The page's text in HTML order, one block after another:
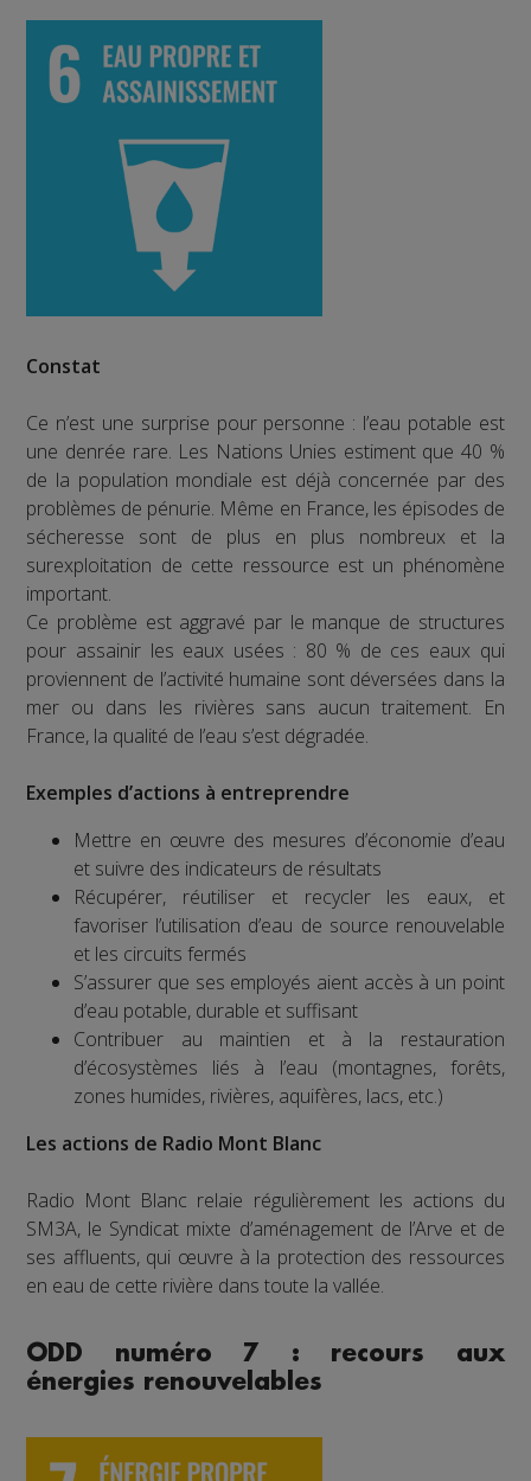
Constat
Ce n’est une surprise pour personne : l’eau potable est
une denrée rare. Les Nations Unies estiment que 40 %
de la population mondiale est déjà concernée par des
problèmes de pénurie. Même en France, les épisodes de
sécheresse sont de plus en plus nombreux et la
surexploitation de cette ressource est un phénomène
important.
Ce problème est aggravé par le manque de structures
pour assainir les eaux usées : 80 % de ces eaux qui
proviennent de l’activité humaine sont déversées dans la
mer ou dans les rivières sans aucun traitement. En
France, la qualité de l’eau s’est dégradée.
Exemples d’actions à entreprendre
Mettre en œuvre des mesures d’économie d’eau
et suivre des indicateurs de résultats
Récupérer, réutiliser et recycler les eaux, et
favoriser l’utilisation d’eau de source renouvelable
et les circuits fermés
S’assurer que ses employés aient accès à un point
d’eau potable, durable et suffisant
Contribuer au maintien et à la restauration
d’écosystèmes liés à l’eau (montagnes, forêts,
zones humides, rivières, aquifères, lacs, etc.)
Les actions de Radio Mont Blanc
Radio Mont Blanc relaie régulièrement les actions du
SM3A, le Syndicat mixte d’aménagement de l’Arve et de
ses affluents, qui œuvre à la protection des ressources
en eau de cette rivière dans toute la vallée.
ODD numéro 7 : recours aux
énergies renouvelables